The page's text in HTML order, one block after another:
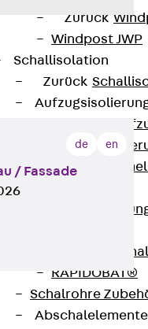
Zurück
Windpost JWP
Schallisolation
Zurück
Schalung
RAPIDOBAT®
Schalrohre
de en
/ Fassade